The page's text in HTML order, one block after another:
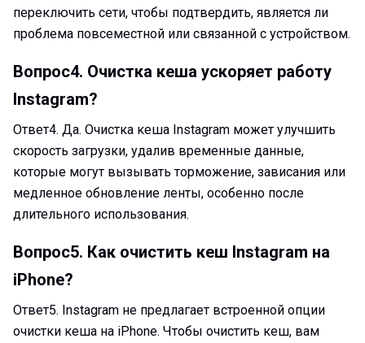
переключить сети, чтобы подтвердить, является ли
проблема повсеместной или связанной с устройством.
Вопрос4. Очистка кеша ускоряет работу
Instagram?
Ответ4. Да. Очистка кеша Instagram может улучшить
скорость загрузки, удалив временные данные,
которые могут вызывать торможение, зависания или
медленное обновление ленты, особенно после
длительного использования.
Вопрос5. Как очистить кеш Instagram на
iPhone?
Ответ5. Instagram не предлагает встроенной опции
очистки кеша на iPhone. Чтобы очистить кеш, вам